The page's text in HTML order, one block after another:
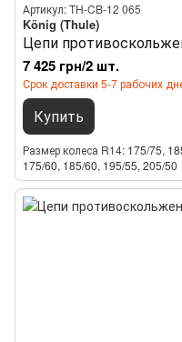
Артикул: TH-CB-12 065
König (Thule)
Цепи
7 425 грн/2 шт.
Срок доставки 5-7 рабочих
Купить
Размер колеса R14 175/75,
175/60, 185/60, 195/55, 205/50